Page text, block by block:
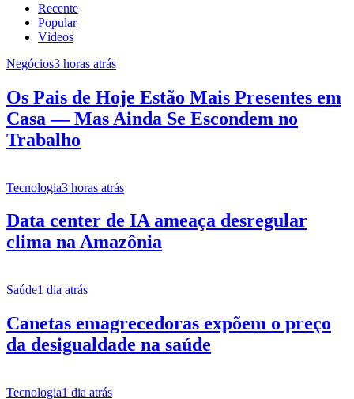
Recente
Popular
Vìdeos
Negócios3 horas atrás
Os Pais de Hoje Estão Mais Presentes em
Casa — Mas Ainda Se Escondem no
Trabalho
Tecnologia3 horas atrás
Data center de IA ameaça desregular
clima na Amazônia
Saúde1 dia atrás
Canetas emagrecedoras expõem o preço
da desigualdade na saúde
Tecnologia1 dia atrás